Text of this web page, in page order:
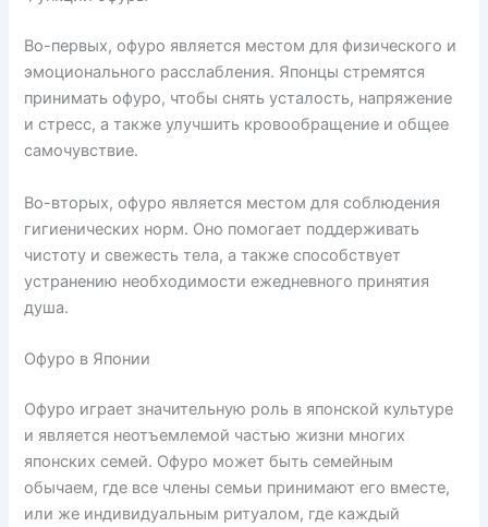
Во-первых, офуро является местом для физического и
эмоционального расслабления. Японцы стремятся
принимать офуро, чтобы снять усталость, напряжение
и стресс, а также улучшить кровообращение и общее
самочувствие.
Во-вторых, офуро является местом для соблюдения
гигиенических норм. Оно помогает поддерживать
чистоту и свежесть тела, а также способствует
устранению необходимости ежедневного принятия
душа.
Офуро в Японии
Офуро играет значительную роль в японской культуре
и является неотъемлемой частью жизни многих
японских семей. Офуро может быть семейным
обычаем, где все члены семьи принимают его вместе,
или же индивидуальным ритуалом, где каждый